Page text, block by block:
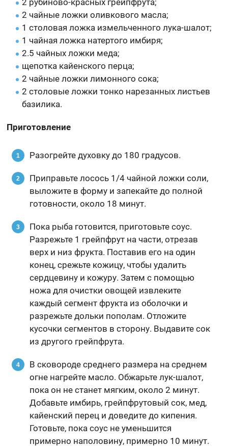
2 рубиново-красных грейпфрута;
2 чайные ложки оливкового масла;
1 столовая ложка измельченного лука-шалот;
1 чайная ложка натертого имбиря;
2.5 чайных ложки меда;
щепотка кайенского перца;
2 чайные ложки лимонного сока;
2 столовые ложки тонко нарезанных листьев
базилика.
Приготовление
Разогрейте духовку до 180 градусов.
Приправьте лосось 1/4 чайной ложки соли,
выложите в форму и запекайте до полной
готовности, около 18 минут.
Пока рыба готовится, приготовьте соус.
Разрежьте 1 грейпфрут на части, отрезав
верх и низ фрукта. Поставив его на один
конец, срежьте кожицу, чтобы удалить
сердцевину и кожуру. Затем с помощью
ножа для очистки овощей извлеките
каждый сегмент фрукта из оболочки и
разрежьте дольки пополам. Отложите
кусочки сегментов в сторону. Выдавите сок
из другого грейпфрута.
В сковороде среднего размера на среднем
огне нагрейте масло. Обжарьте лук-шалот,
пока он не станет мягким, около 2 минут.
Добавьте имбирь, грейпфрутовый сок, мед,
кайенский перец и доведите до кипения.
Готовьте, пока соус не уменьшится
примерно наполовину, примерно 10 минут.